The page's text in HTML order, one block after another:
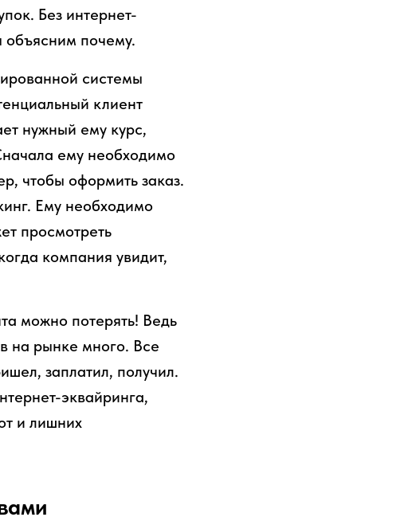
Без интернет-
объясним почему.
системы
клиент
нужный ему курс,
ему необходимо
чтобы оформить заказ.
Ему необходимо
просмотреть
компания увидит,
можно потерять! Ведь
на рынке много. Все
заплатил, получил.
эквайринга,
и лишних